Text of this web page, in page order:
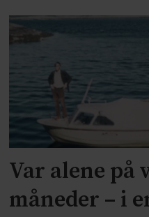
Var alene på
måneder – i